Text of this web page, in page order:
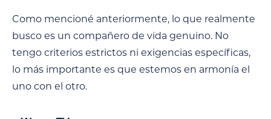
Como mencioné anteriormente, lo que realmente
busco es un compañero de vida genuino. No
tengo criterios estrictos ni exigencias específicas,
lo más importante es que estemos en armonía el
uno con el otro.